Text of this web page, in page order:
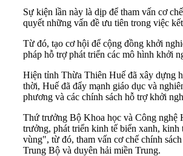
Sự kiện lần này là dịp để tham vấn cơ
quyết những vấn đề ưu tiên trong việc
Từ đó, tạo cơ hội để cộng đồng khởi
pháp hỗ trợ phát triển các mô hình khởi
Hiện tỉnh Thừa Thiên Huế đã xây dựng
thời, Huế đã đẩy mạnh giáo dục và
phương và các chính sách hỗ trợ khởi
Thứ trưởng Bộ Khoa học và Công nghệ
trưởng, phát triển kinh tế biển xanh, kinh
vùng", từ đó, tham vấn cơ chế chính
Trung Bộ và duyên hải miền Trung.